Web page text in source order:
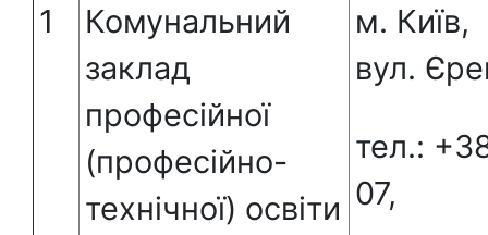
1
Комунальний
заклад
професійної
(професійно-
технічної) освіти
м. Київ,
вул.
тел.:
07,